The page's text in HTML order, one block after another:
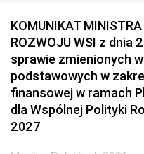
KOMUNIKAT
ROZWOJU WSI z dnia
sprawie zmienionych
podstawowych w
finansowej w ramach
dla Wspólnej Polityki
2027